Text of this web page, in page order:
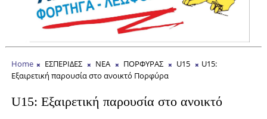
Home ΕΣΠΕΡΙΔΕΣ ΝΕΑ ΠΟΡΦΥΡΑΣ U15
U15:
Εξαιρετική παρουσία στο ανοικτό Πορφύρα
U15: Εξαιρετική παρουσία στο ανοικτό